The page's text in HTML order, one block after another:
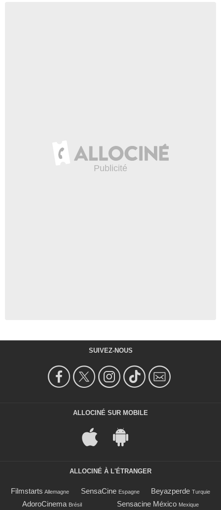
SUIVEZ-NOUS
ALLOCINÉ SUR MOBILE
ALLOCINÉ À L'ÉTRANGER
Filmstarts Allemagne SensaCine Espagne Beyazperde Turquie
AdoroCinema Brésil Sensacine México Mexique